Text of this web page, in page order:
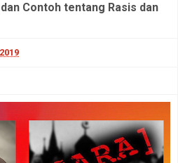
Contoh tentang Rasis dan